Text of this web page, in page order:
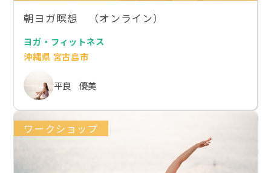
朝ヨガ瞑想 （オンライン）
ヨガ・フィットネス
沖縄県 宮古島市
平良 優美
ワークショップ